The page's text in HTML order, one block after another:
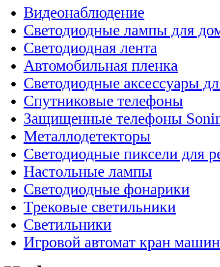
Видеонаблюдение
Светодиодные лампы для
Светодиодная лента
Автомобильная пленка
Светодиодные аксессуары
Спутниковые телефоны
Защищенные телефоны
Металлодетекторы
Светодиодные пиксели для
Настольные лампы
Светодиодные фонарики
Трековые светильники
Светильники
Игровой автомат кран